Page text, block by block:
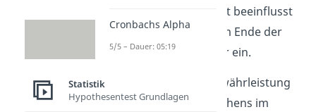
indirekt von Objektivität beeinflusst
wird, reiht sich diese am Ende der
hierarchischen Struktur ein.
Dennoch bleibt die Gewährleistung
einesobjektiven
Vorgehens im
Cronbachs Alpha
5/5 – Dauer: 05:19
Statistik
Hypothesentest Grundlagen